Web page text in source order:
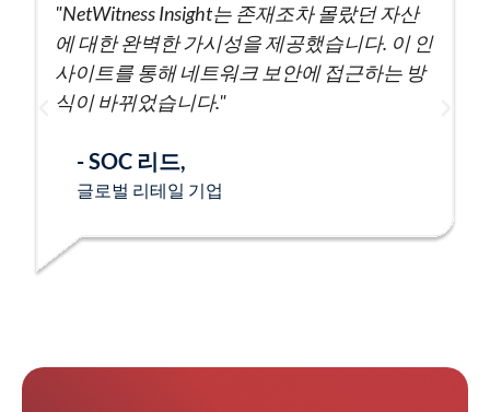
"NetWitness Insight는 존재조차 몰랐던 자산
에 대한 완벽한 가시성을 제공했습니다. 이 인
사이트를 통해 네트워크 보안에 접근하는 방
식이 바뀌었습니다."
- SOC 리드,
글로벌 리테일 기업